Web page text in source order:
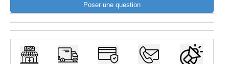
Poser une question